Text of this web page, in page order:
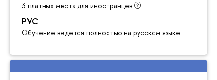
3 платных места для иностранцев
РУС
Обучение ведётся полностью на русском языке